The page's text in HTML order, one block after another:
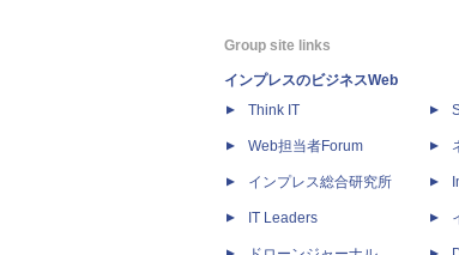
Group site links
インプレスのビジネスWeb
Think IT
Web担当者Forum
インプレス総合研究所
IT Leaders